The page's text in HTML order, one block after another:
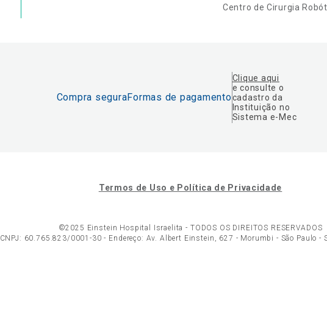
Centro de Cirurgia
Compra seguraFormas de pagamento
Clique aqui
e consulte o
cadastro da
Instituição no
Sistema e-Mec
Termos de Uso e Política de Privacidade
©2025 Einstein Hospital Israelita - TODOS OS DIREITOS RESERVADOS
CNPJ: 60.765.823/0001-30 - Endereço: Av. Albert Einstein, 627 - Morumbi - São Paulo -